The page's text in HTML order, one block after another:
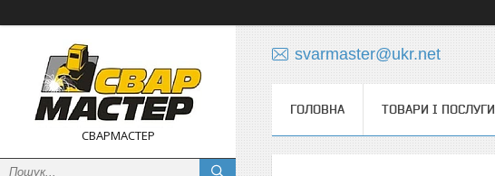
СВАРМАСТЕР
svarmaster@ukr.net
ГОЛОВНА ТОВАРИ І ПОСЛУГИ